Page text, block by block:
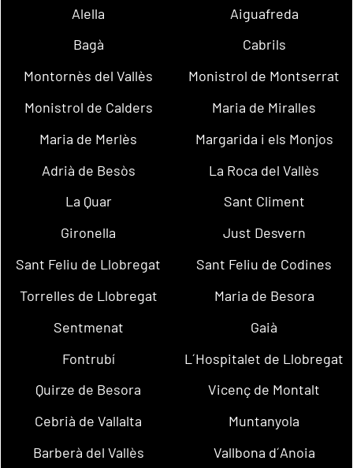
Alella
Aiguafreda
Bagà
Cabrils
Montornès del Vallès
Monistrol de Montserrat
Monistrol de Calders
Maria de Miralles
Maria de Merlès
Margarida i els Monjos
Adrià de Besòs
La Roca del Vallès
La Quar
Sant Climent
Gironella
Just Desvern
Sant Feliu de Llobregat
Sant Feliu de Codines
Torrelles de Llobregat
Maria de Besora
Sentmenat
Gaià
Fontrubí
L´Hospitalet de Llobregat
Quirze de Besora
Vicenç de Montalt
Cebrià de Vallalta
Muntanyola
Barberà del Vallès
Vallbona d´Anoia